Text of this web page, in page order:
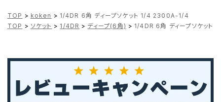
TOP > koken > 1/4DR 6角 ディープソケット 1/4 2300A-1/4
TOP > ソケット > 1/4DR > ディープ(6角) > 1/4DR 6角 ディープソケッ